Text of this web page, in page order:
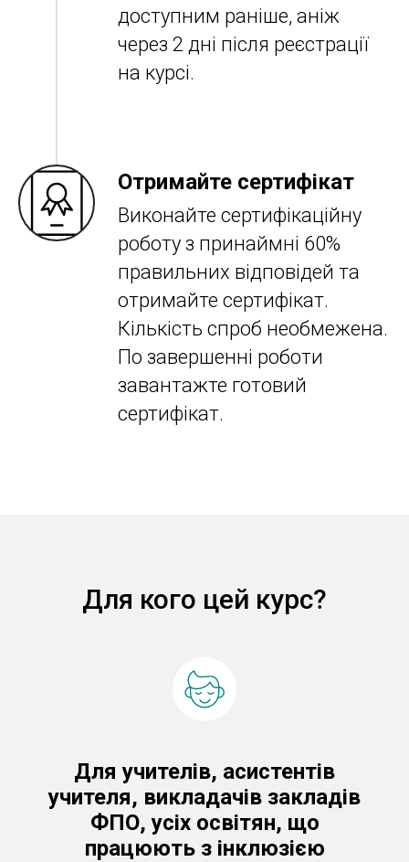
доступним раніше, аніж
через 2 дні після реєстрації
на курсі.
Отримайте сертифікат
Виконайте сертифікаційну
роботу з принаймні 60%
правильних відповідей та
отримайте сертифікат.
Кількість спроб необмежена.
По завершенні роботи
завантажте готовий
сертифікат.
Для кого цей курс?
Для учителів, асистентів
учителя, викладачів закладів
ФПО, усіх освітян, що
працюють з інклюзією